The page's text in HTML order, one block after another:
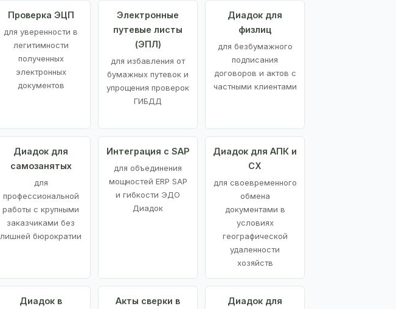
Проверка ЭЦП
для уверенности в
легитимности
полученных
электронных
документов
Электронные
путевые листы
(ЭПЛ)
для избавления от
бумажных путевок и
упрощения проверок
ГИБДД
Диадок для
физлиц
для безбумажного
подписания
договоров и актов с
частными клиентами
Диадок для
самозанятых
для
профессиональной
работы с крупными
заказчиками без
лишней бюрократии
Интеграция с SAP
для объединения
мощностей ERP SAP
и гибкости ЭДО
Диадок
Диадок для АПК и
СХ
для своевременного
обмена
документами в
условиях
географической
удаленности
хозяйств
Диадок в
Акты сверки в
Диадок для